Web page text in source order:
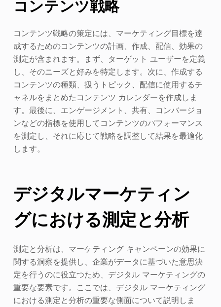
コンテンツ戦略
コンテンツ戦略の策定には、マーケティング目標を達
成するためのコンテンツの計画、作成、配信、効果の
測定が含まれます。まず、ターゲット ユーザーを定義
し、そのニーズと好みを特定します。次に、作成する
コンテンツの種類、扱うトピック、配信に使用するチ
ャネルをまとめたコンテンツ カレンダーを作成しま
す。最後に、エンゲージメント、共有、コンバージョ
ンなどの指標を使用してコンテンツのパフォーマンス
を測定し、それに応じて戦略を調整して結果を最適化
します。
デジタルマーケティン
グにおける測定と分析
測定と分析は、マーケティング キャンペーンの効果に
関する洞察を提供し、企業がデータに基づいた意思決
定を行うのに役立つため、デジタル マーケティングの
重要な要素です。ここでは、デジタル マーケティング
における測定と分析の重要な側面について説明しま